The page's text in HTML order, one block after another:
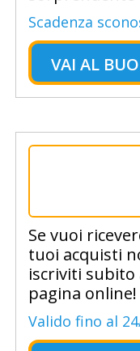
Scadenza
VAI AL
Se vuoi
tuoi acquisti
iscriviti subito
pagina online!
Valido fino al